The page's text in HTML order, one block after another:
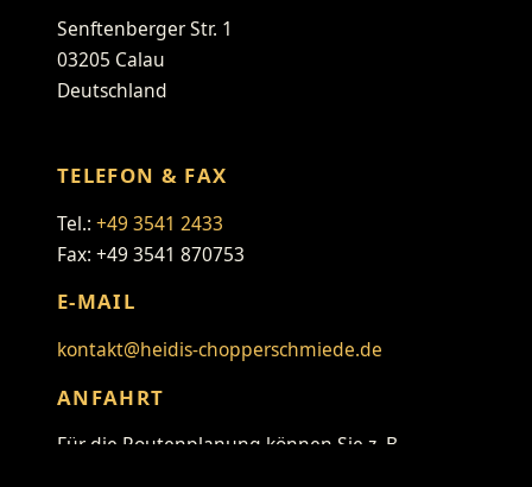
Senftenberger Str. 1
03205 Calau
Deutschland
TELEFON & FAX
Tel.: +49 3541 2433
Fax: +49 3541 870753
E-MAIL
kontakt@heidis-chopperschmiede.de
ANFAHRT
Für die Routenplanung können Sie z. B.